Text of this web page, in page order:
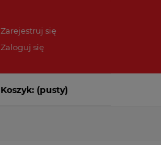
Zarejestruj się
Zaloguj się
Koszyk: (pusty)